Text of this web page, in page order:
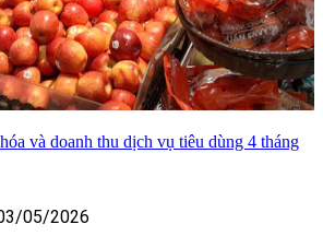
và doanh thu dịch vụ tiêu dùng 4 tháng
05/2026